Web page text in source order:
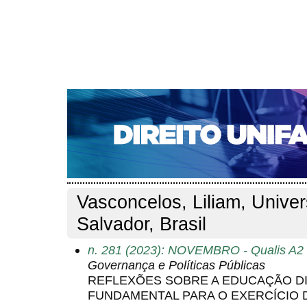
CAPA SOBRE ACESSO CADASTRO
NOTÍCIAS
EDIÇÕES DE Nº 1 A 100 WEBMAIL
Capa>Pesquisa> Perfil do autor
Perfil do autor
Vasconcelos, Liliam,
Salvador, Brasil
n. 281 (2023): NOVEMBRO - Qualis
Governança e Políticas Públicas
REFLEXÕES SOBRE A EDUCAÇÃO
FUNDAMENTAL PARA O EXERCÍCIO